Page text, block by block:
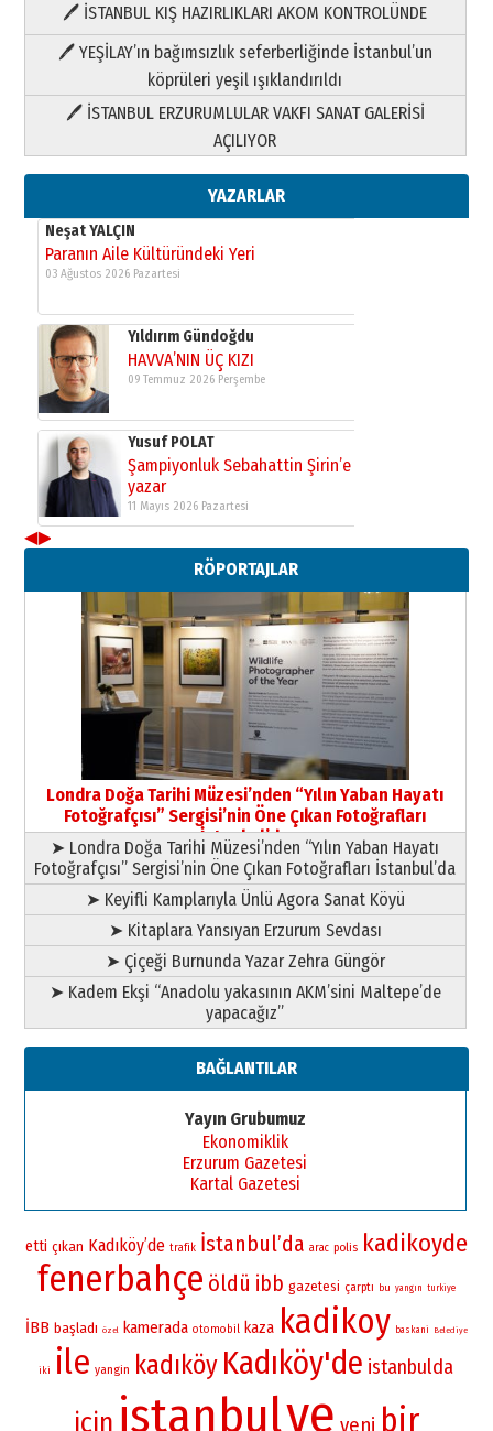
🖊 İSTANBUL KIŞ HAZIRLIKLARI AKOM KONTROLÜNDE
🖊 YEŞİLAY’ın bağımsızlık seferberliğinde İstanbul’un
köprüleri yeşil ışıklandırıldı
🖊 İSTANBUL ERZURUMLULAR VAKFI SANAT GALERİSİ
AÇILIYOR
YAZARLAR
Yıldırım Gündoğdu
HAVVA’NIN ÜÇ KIZI
09 Temmuz 2026 Perşembe
Yusuf POLAT
Şampiyonluk Sebahattin Şirin’e
11 Mayıs 2026 Pazartesi
Neşat YALÇIN
Paranın Aile Kültüründeki Yeri
03 Ağustos 2026 Pazartesi
Yıldırım Gündoğdu
HAVVA’NIN ÜÇ KIZI
09 Temmuz 2026 Perşembe
Yusuf POLAT
Şampiyonluk Sebahattin Şirin’e
yazar
11 Mayıs 2026 Pazartesi
Neşat YALÇIN
Paranın Aile Kültüründeki Yeri
03 Ağustos 2026 Pazartesi
Yıldırım Gündoğdu
HAVVA’NIN ÜÇ KIZI
09 Temmuz 2026 Perşembe
Yusuf POLAT
Şampiyonluk Sebahattin Şirin’e
yazar
11 Mayıs 2026 Pazartesi
◀▶
RÖPORTAJLAR
Londra Doğa Tarihi Müzesi’nden “Yılın Yaban Hayatı
Fotoğrafçısı” Sergisi’nin Öne Çıkan Fotoğrafları
İstanbul’da
➤ Londra Doğa Tarihi Müzesi’nden “Yılın Yaban Hayatı
Fotoğrafçısı” Sergisi’nin Öne Çıkan Fotoğrafları İstanbul’da
➤ Keyifli Kamplarıyla Ünlü Agora Sanat Köyü
➤ Kitaplara Yansıyan Erzurum Sevdası
➤ Çiçeği Burnunda Yazar Zehra Güngör
➤ Kadem Ekşi “Anadolu yakasının AKM’sini Maltepe’de
yapacağız”
BAĞLANTILAR
Yayın Grubumuz
Ekonomiklik
Erzurum Gazetesi
Kartal Gazetesi
etti çıkan Kadıköy’de trafik İstanbul’da arac polis kadikoyde
fenerbahçe öldü ibb gazetesi çarptı bu yangın turkiye
İBB başladı özel kamerada otomobil kaza kadikoy baskani Belediye
iki ile yangin kadıköy Kadıköy'de istanbulda
için istanbulve yeni bir